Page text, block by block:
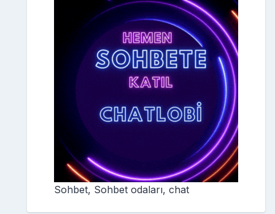
Sohbet, Sohbet odaları, chat